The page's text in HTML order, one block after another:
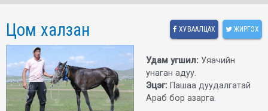
Цом халзан ХУВААЛЦАХ ЖИРГЭХ
Удам угшил: Уяачийн
унаган адуу.
Эцэг: Пашаа дуудалгатай
Араб бор азарга.